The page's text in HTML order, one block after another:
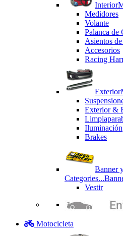
Interior
Medidores
Volante
Palanca de
Asientos
Accesorios
Racing
Exterior
Exterior &
Iluminación
Brakes
Banner
Categories...
Vestir
Motocicleta